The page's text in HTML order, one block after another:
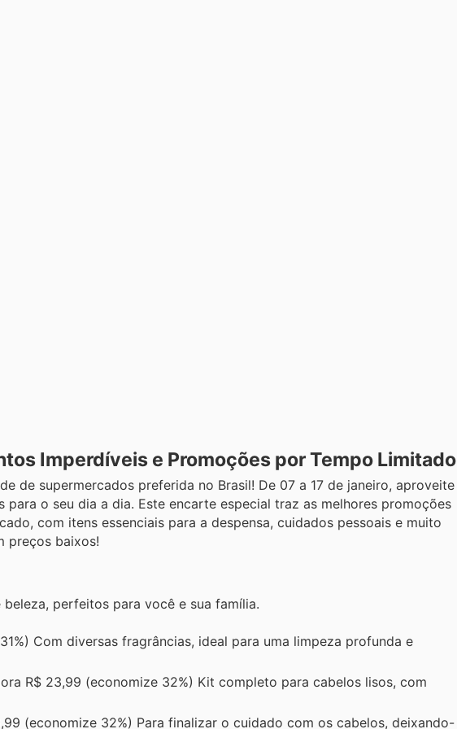
Imperdíveis e Promoções por Tempo Limitado
de supermercados preferida no Brasil! De 07 a 17 de janeiro, aproveite
o seu dia a dia. Este encarte especial traz as melhores promoções
com itens essenciais para a despensa, cuidados pessoais e muito
preços baixos!
perfeitos para você e sua família.
Com diversas fragrâncias, ideal para uma limpeza profunda e
R$ 23,99 (economize 32%) Kit completo para cabelos lisos, com
(economize 32%) Para finalizar o cuidado com os cabelos, deixando-